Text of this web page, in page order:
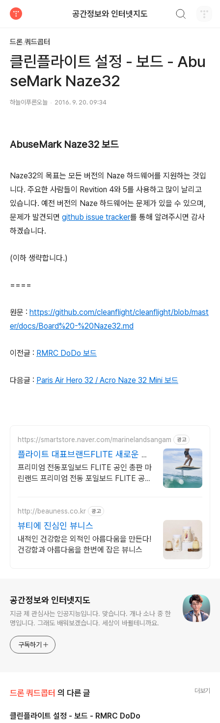
공간정보와 인터넷지도
드론 쿼드콥터
클린플라이트 설정 - 보드 - Abu
seMark Naze32
하늘이푸른오늘 2016. 9. 20. 09:34
AbuseMark Naze32 보드
Naze32의 목표는 모든 버전의 Naze 하드웨어를 지원하는 것입
니다. 주요한 사람들이 Revition 4와 5를 사용하고 많이 날리고
있습니다. 예전 버전의 Naze 하드웨어는 문제가 있을 수 있으며,
문제가 발견되면 github issue tracker를 통해 알려주시면 감사
하겠습니다.
(이하 생략합니다.)
====
원문 : https://github.com/cleanflight/cleanflight/blob/mast
er/docs/Board%20-%20Naze32.md
이전글 : RMRC DoDo 보드
다음글 : Paris Air Hero 32 / Acro Naze 32 Mini 보드
https://smartstore.naver.com/marinelandsangam 광고
플라이트 대표브랜드FLITE 새로운 수
상레저를 찾는다면?
프리미엄 전동포일보드 FLITE 공인 총판 마
린랜드 프리미엄 전동 포일보드 FLITE 공인
http://beauness.co.kr 광고
뷰티에 진심인 뷰니스
내적인 건강함은 외적인 아름다움을 만든다!
건강함과 아름다움을 한번에 잡은 뷰니스
공간정보와 인터넷지도
지금 제 관심사는 인공지능입니다. 맞습니다. 개나 소나 중 한
명입니다. 그래도 배워보겠습니다. 세상이 바뀔테니까요.
구독하기
드론 쿼드콥터 의 다른 글 더보기
클린플라이트 설정 - 보드 - RMRC DoDo